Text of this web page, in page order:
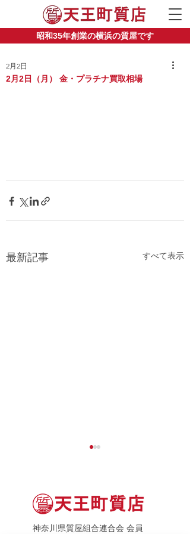
昭和35年創業の横浜の質屋です
2月2日（月） 金・プラチナ買取相場
2月2日
最新記事 すべて表示
神奈川県質屋組合連合会 会員